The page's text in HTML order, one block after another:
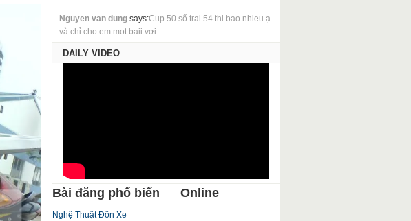
Nguyen van dungsays:Cup 50 sổ trai 54 thi bao nhieu ạ
và chỉ cho em mot baii vơi
DAILY VIDEO
Bài đăng phổ biến
Nghệ Thuật Đôn Xe
Online